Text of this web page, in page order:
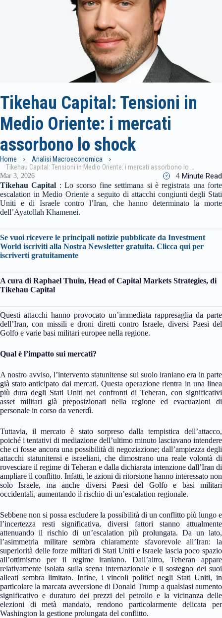
Tikehau Capital: Tensioni in
Medio Oriente: i mercati
assorbono lo shock
Home
Analisi Macroeconomica
Mar 3, 2026 4 Minute Read
Tikehau Capital : Lo scorso fine settimana si è registrata una forte
escalation in Medio Oriente a seguito di attacchi congiunti degli Stati
Uniti e di Israele contro l’Iran, che hanno determinato la morte
dell’Ayatollah Khamenei.
Se vuoi ricevere le principali notizie pubblicate da Investment
World iscriviti alla Nostra Newsletter gratuita. Clicca qui per
iscriverti gratuitamente
A cura di Raphael Thuin, Head of Capital Markets Strategies, di
Tikehau Capital
Questi attacchi hanno provocato un’immediata rappresaglia da parte
dell’Iran, con missili e droni diretti contro Israele, diversi Paesi del
Golfo e varie basi militari europee nella regione.
Qual è l’impatto sui mercati?
A nostro avviso, l’intervento statunitense sul suolo iraniano era in parte
già stato anticipato dai mercati. Questa operazione rientra in una linea
più dura degli Stati Uniti nei confronti di Teheran, con significativi
asset militari già preposizionati nella regione ed evacuazioni di
personale in corso da venerdì.
Tuttavia, il mercato è stato sorpreso dalla tempistica dell’attacco,
poiché i tentativi di mediazione dell’ultimo minuto lasciavano intendere
che ci fosse ancora una possibilità di negoziazione; dall’ampiezza degli
attacchi statunitensi e israeliani, che dimostrano una reale volontà di
rovesciare il regime di Teheran e dalla dichiarata intenzione dall’Iran di
ampliare il conflitto. Infatti, le azioni di ritorsione hanno interessato non
solo Israele, ma anche diversi Paesi del Golfo e basi militari
occidentali, aumentando il rischio di un’escalation regionale.
Sebbene non si possa escludere la possibilità di un conflitto più lungo e
l’incertezza resti significativa, diversi fattori stanno attualmente
attenuando il rischio di un’escalation più prolungata. Da un lato,
l’asimmetria militare sembra chiaramente sfavorevole all’Iran: la
superiorità delle forze militari di Stati Uniti e Israele lascia poco spazio
all’ottimismo per il regime iraniano. Dall’altro, Teheran appare
relativamente isolata sulla scena internazionale e il sostegno dei suoi
alleati sembra limitato. Infine, i vincoli politici negli Stati Uniti, in
particolare la marcata avversione di Donald Trump a qualsiasi aumento
significativo e duraturo dei prezzi del petrolio e la vicinanza delle
elezioni di metà mandato, rendono particolarmente delicata per
Washington la gestione prolungata del conflitto.